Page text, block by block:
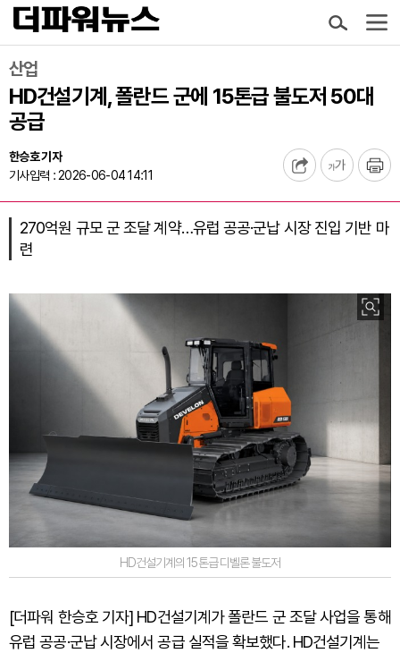
산업
HD건설기계, 폴란드 군에 15톤급 불도저 50대
공급
한승호 기자
기사입력 : 2026-06-04 14:11
270억원 규모 군 조달 계약…유럽 공공·군납 시장 진입 기반 마
련
HD건설기계의 15톤급 디벨론 불도저
[더파워 한승호 기자] HD건설기계가 폴란드 군 조달 사업을 통해
유럽 공공·군납 시장에서 공급 실적을 확보했다. HD건설기계는